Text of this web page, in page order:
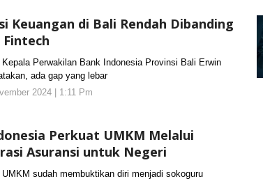
Keuangan di Bali Rendah Dibanding
Fintech
Perwakilan Bank Indonesia Provinsi Bali Erwin
ada gap yang lebar
2024 | 1:11 Pm
Perkuat UMKM Melalui
Asuransi untuk Negeri
sudah membuktikan diri menjadi sokoguru